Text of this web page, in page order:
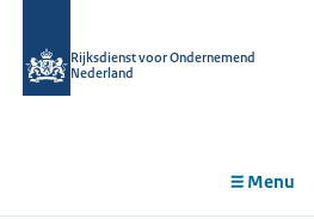
Rijksdienst voor Ondernemend
Nederland
Menu